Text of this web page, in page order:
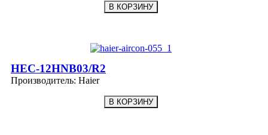
HEC-12HNB03/R2
Производитель: Haier